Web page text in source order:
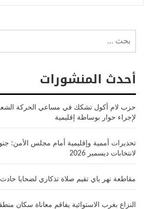
عن:
أحدث المنشورات
حزب لام أكول تشكك في مساعي الحركة
لإجراء حوار بوساطة إقليمية
تحذيرات أممية وإقليمية أمام مجلس الأمن:
لانتخابات ديسمبر 2026
مقاطعة نهر ياي تقيم صلاة تذكاري لضحايا
النزاع بغرب الاستوائية يفاقم معاناة سكان